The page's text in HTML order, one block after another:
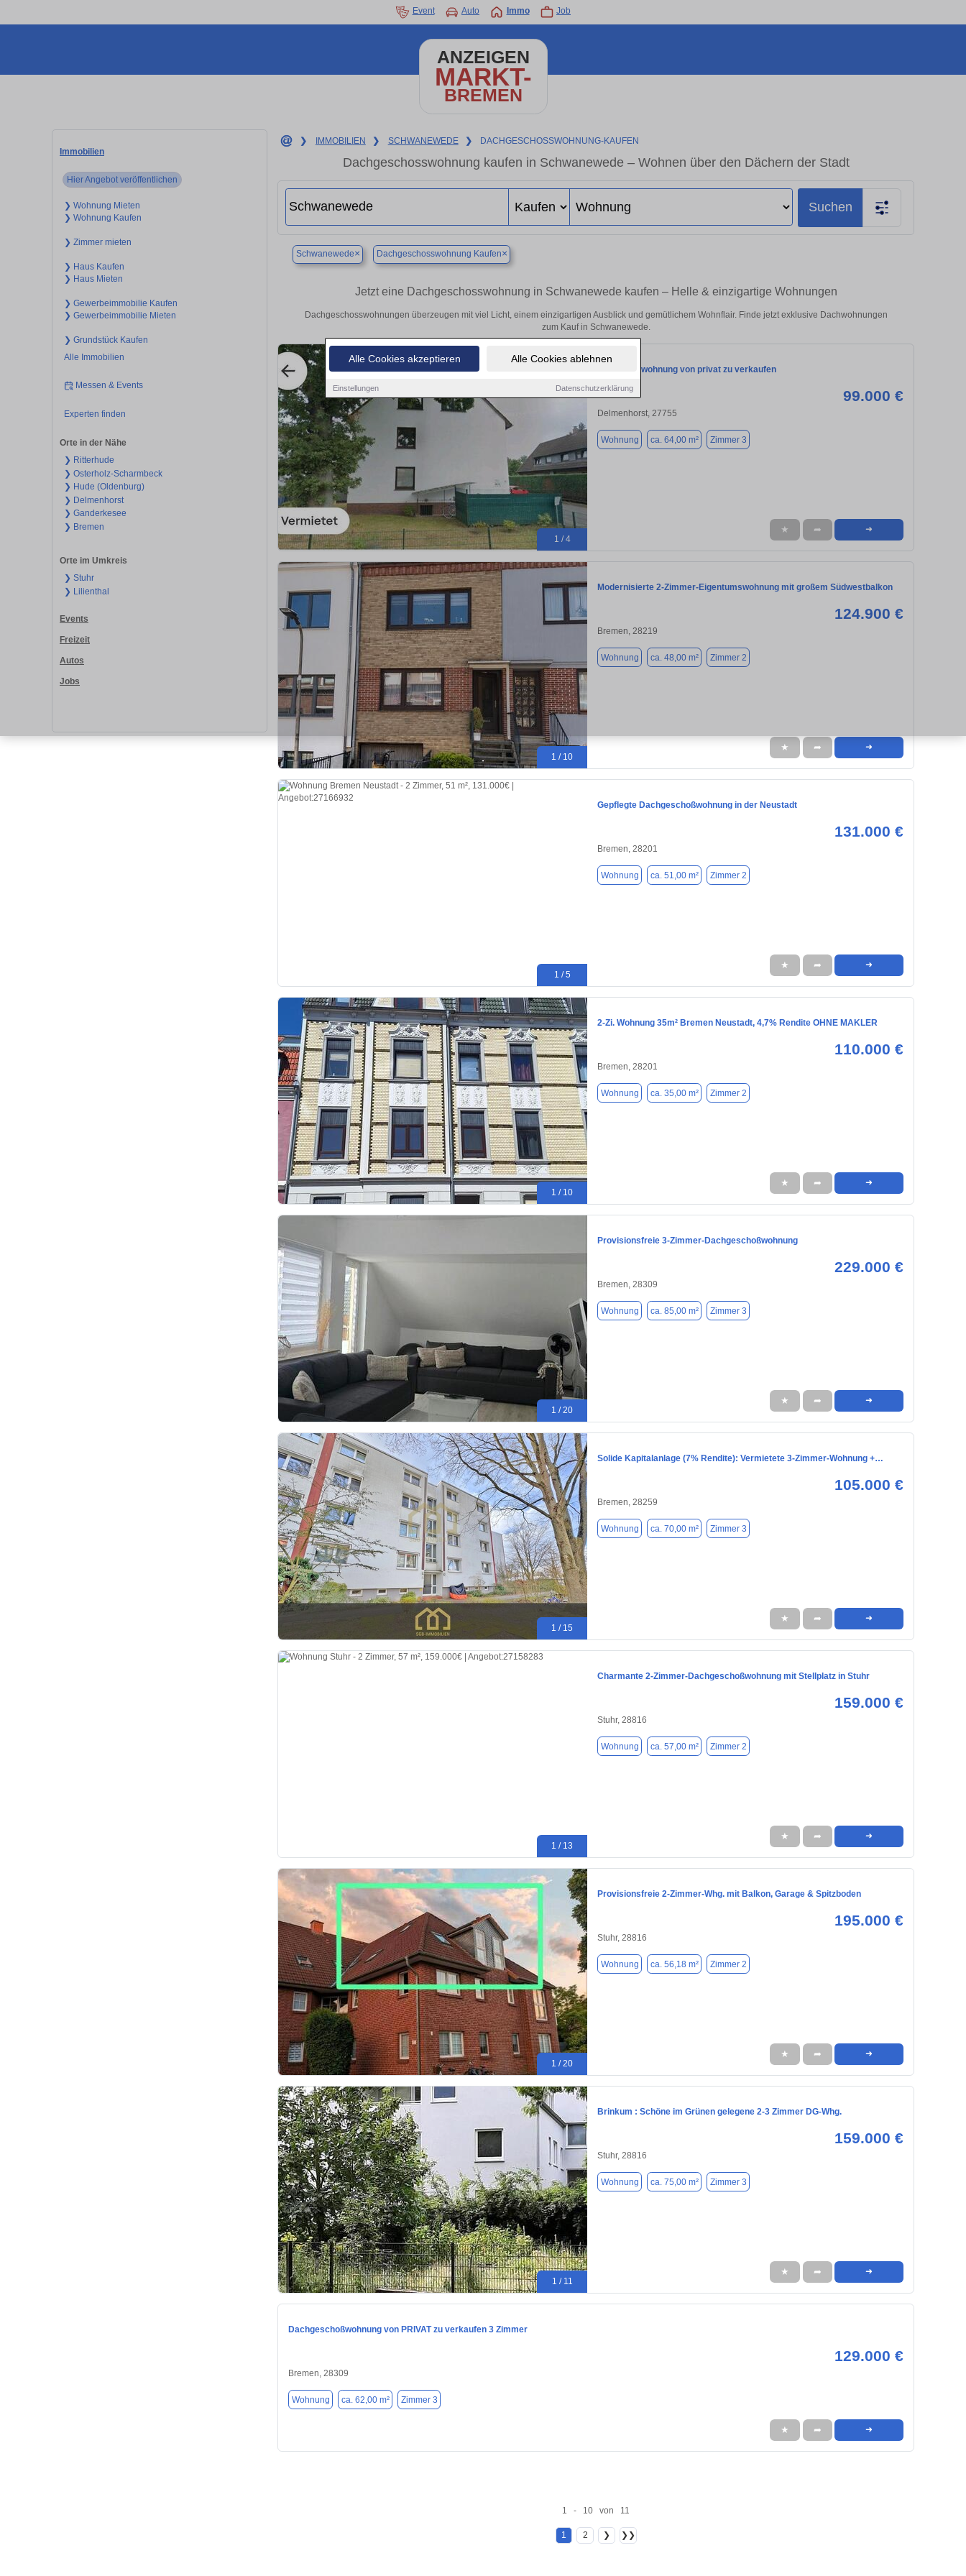
Alle Cookies akzeptieren Alle Cookies ablehnen
Einstellungen Datenschutzerklärung
Event Auto Immo Job
ANZEIGEN
MARKT-
BREMEN
Immobilien
Hier Angebot veröffentlichen
❯ Wohnung Mieten
❯ Wohnung Kaufen
❯ Zimmer mieten
❯ Haus Kaufen
❯ Haus Mieten
❯ Gewerbeimmobilie Kaufen
❯ Gewerbeimmobilie Mieten
❯ Grundstück Kaufen
Alle Immobilien
Messen & Events
Experten finden
Orte in der Nähe
❯ Ritterhude
❯ Osterholz-Scharmbeck
❯ Hude (Oldenburg)
❯ Delmenhorst
❯ Ganderkesee
❯ Bremen
Orte im Umkreis
❯ Stuhr
❯ Lilienthal
Events
Freizeit
Autos
Jobs
❯ IMMOBILIEN ❯ SCHWANEWEDE ❯ DACHGESCHOSSWOHNUNG-KAUFEN
Dachgeschosswohnung kaufen in Schwanewede – Wohnen über den Dächern der Stadt
Suchen
Schwanewede× Dachgeschosswohnung Kaufen×
Jetzt eine Dachgeschosswohnung in Schwanewede kaufen – Helle & einzigartige Wohnungen
Dachgeschosswohnungen überzeugen mit viel Licht, einem einzigartigen Ausblick und gemütlichem Wohnflair. Finde jetzt exklusive Dachwohnungen
zum Kauf in Schwanewede.
1 / 4
Eigentumswohnung von privat zu verkaufen
99.000 €
Delmenhorst, 27755
Wohnung ca. 64,00 m² Zimmer 3
★ ➦ ➜
1 / 10
Modernisierte 2-Zimmer-Eigentumswohnung mit großem Südwestbalkon
124.900 €
Bremen, 28219
Wohnung ca. 48,00 m² Zimmer 2
★ ➦ ➜
1 / 5
Gepflegte Dachgeschoßwohnung in der Neustadt
131.000 €
Bremen, 28201
Wohnung ca. 51,00 m² Zimmer 2
★ ➦ ➜
1 / 10
2-Zi. Wohnung 35m² Bremen Neustadt, 4,7% Rendite OHNE MAKLER
110.000 €
Bremen, 28201
Wohnung ca. 35,00 m² Zimmer 2
★ ➦ ➜
1 / 20
Provisionsfreie 3-Zimmer-Dachgeschoßwohnung
229.000 €
Bremen, 28309
Wohnung ca. 85,00 m² Zimmer 3
★ ➦ ➜
1 / 15
Solide Kapitalanlage (7% Rendite): Vermietete 3-Zimmer-Wohnung +…
105.000 €
Bremen, 28259
Wohnung ca. 70,00 m² Zimmer 3
★ ➦ ➜
1 / 13
Charmante 2-Zimmer-Dachgeschoßwohnung mit Stellplatz in Stuhr
159.000 €
Stuhr, 28816
Wohnung ca. 57,00 m² Zimmer 2
★ ➦ ➜
1 / 20
Provisionsfreie 2-Zimmer-Whg. mit Balkon, Garage & Spitzboden
195.000 €
Stuhr, 28816
Wohnung ca. 56,18 m² Zimmer 2
★ ➦ ➜
1 / 11
Brinkum : Schöne im Grünen gelegene 2-3 Zimmer DG-Whg.
159.000 €
Stuhr, 28816
Wohnung ca. 75,00 m² Zimmer 3
★ ➦ ➜
Dachgeschoßwohnung von PRIVAT zu verkaufen 3 Zimmer
129.000 €
Bremen, 28309
Wohnung ca. 62,00 m² Zimmer 3
★ ➦ ➜
1 - 10 von 11
1 2 ❯ ❯❯